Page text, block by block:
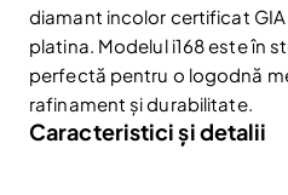
diamant incolor certificat
platina. Modelul i168 este în
perfectă pentru o logodnă
rafinament și durabilitate.
Caracteristici și detalii